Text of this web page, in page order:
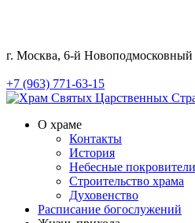
г. Москва, 6-й Новоподмосковный
+7 (963) 771-63-15
О храме
Контакты
История
Небесные покровители
Строительство храма
Духовенство
Расписание богослужений